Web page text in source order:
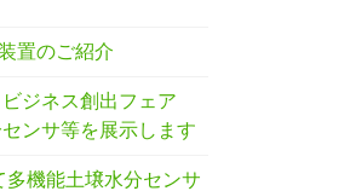
置のご紹介
ジネス創出フェア
ンサ等を展示します
機能土壌水分センサ